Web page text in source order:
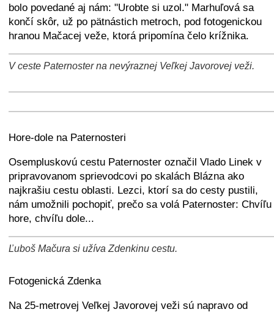
bolo povedané aj nám: "Urobte si uzol." Marhuľová sa
končí skôr, už po pätnástich metroch, pod fotogenickou
hranou Mačacej veže, ktorá pripomína čelo krížnika.
V ceste Paternoster na nevýraznej Veľkej Javorovej veži.
+ −
⛶
+
− ⛶
Hore-dole na Paternosteri
Osempluskovú cestu Paternoster označil Vlado Linek v
pripravovanom sprievodcovi po skalách Blázna ako
najkrašiu cestu oblasti. Lezci, ktorí sa do cesty pustili,
nám umožnili pochopiť, prečo sa volá Paternoster: Chvíľu
hore, chvíľu dole...
Ľuboš Mačura si užíva Zdenkinu cestu.
Fotogenická Zdenka
Na 25-metrovej Veľkej Javorovej veži sú napravo od